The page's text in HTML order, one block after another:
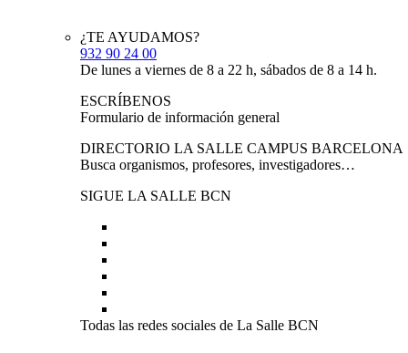
¿TE AYUDAMOS?
932 90 24 00
De lunes a viernes de 8 a 22 h, sábados de 8 a 14 h.
ESCRÍBENOS
Formulario de información general
DIRECTORIO LA SALLE CAMPUS BARCELONA
Busca organismos, profesores, investigadores…
SIGUE LA SALLE BCN
Todas las redes sociales de La Salle BCN